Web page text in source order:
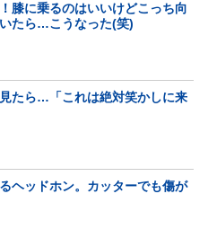
膝に乗るのはいいけどこっち向
たら…こうなった(笑)
たら…「これは絶対笑かしに来
ヘッドホン。カッターでも傷が